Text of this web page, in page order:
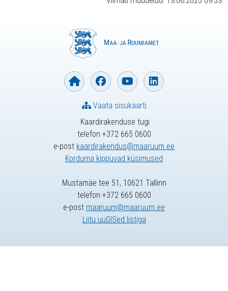
Kaardirakenduse tugi
telefon +372 665 0600
e-post kaardirakendus@maaruum.ee
Korduma kippuvad küsimused
Vaata sisukaarti
Mustamäe tee 51, 10621 Tallinn
telefon +372 665 0600
e-post maaruum@maaruum.ee
Liitu uuGISed listiga